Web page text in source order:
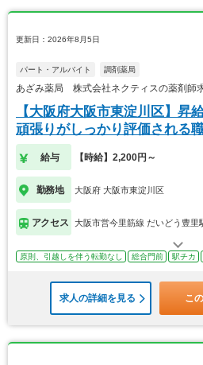
更新日：2026年8月5日
パート・アルバイト 調剤薬局
あざみ薬局 株式会社ネクティスの薬剤師
【大阪府大阪市東淀川区】昇
頑張りがしっかり評価される
給与 【時給】2,200円～
勤務地 大阪府 大阪市東淀川区
アクセス 大阪市営今里筋線 だいどう豊里
原則、引越しを伴う転勤なし 総合門前 駅チカ
求人の詳細を見る こ